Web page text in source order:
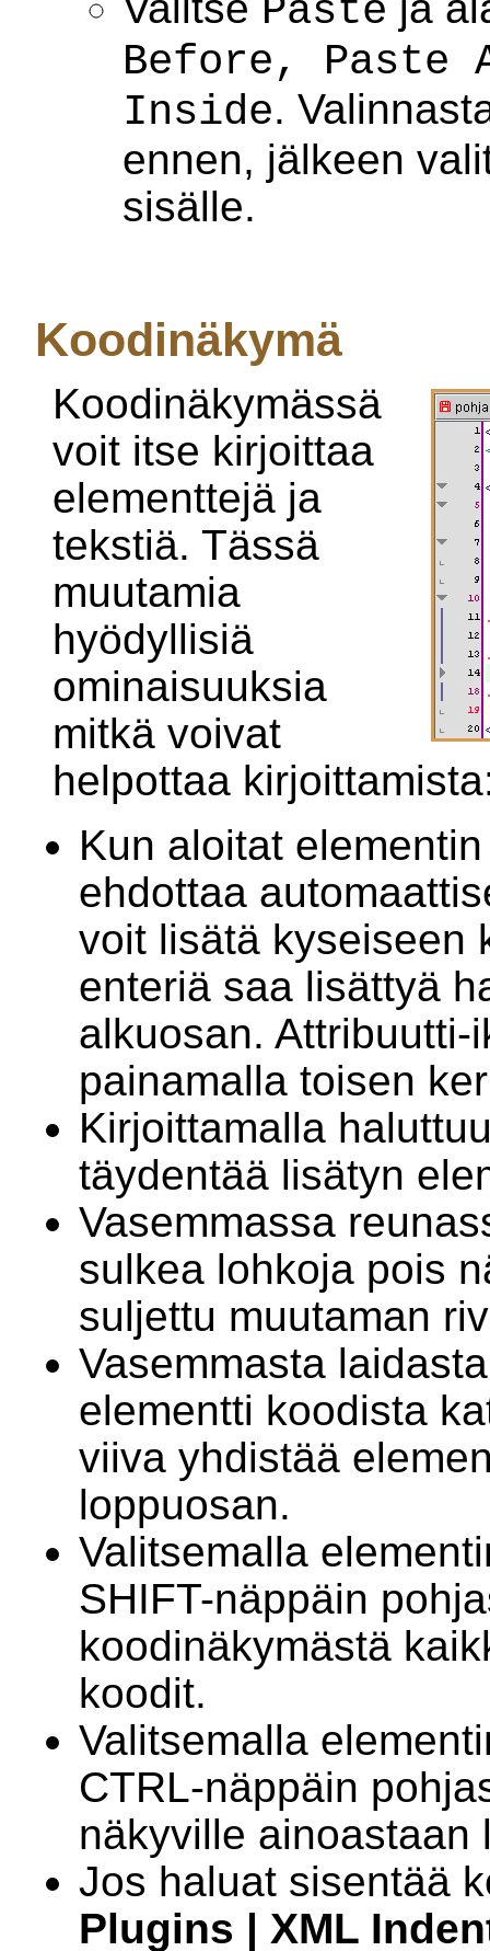
Paste
Before, Paste
Inside.
ennen, jälkeen
sisälle.
Koodinäkymä
Koodinäkymässä
voit itse kirjoittaa
elementtejä ja
tekstiä. Tässä
muutamia
hyödyllisiä
ominaisuuksia
mitkä voivat
helpottaa
Kun aloitat
ehdottaa
voit lisätä kyseiseen
enteriä saa lisättyä
alkuosan.
painamalla toisen
Kirjoittamalla
täydentää lisätyn
Vasemmassa
sulkea lohkoja pois
suljettu muutaman
Vasemmasta
elementti koodista
viiva yhdistää
loppuosan.
Valitsemalla
SHIFT-näppäin
koodinäkymästä
koodit.
Valitsemalla
CTRL-näppäin
näkyville ainoastaan
Jos haluat sisentää
Plugins | XML